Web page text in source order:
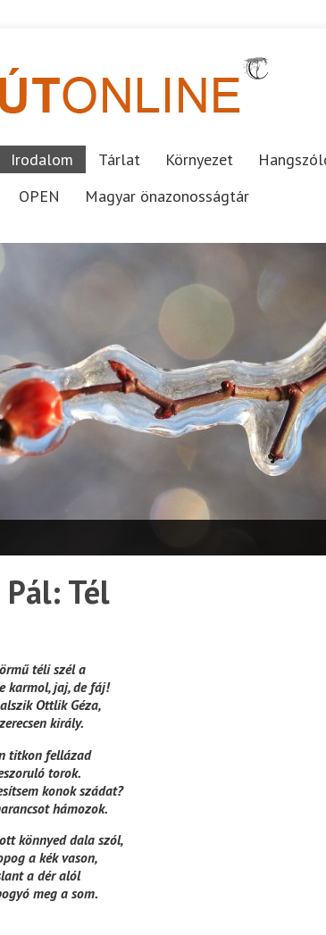
Irodalom Tárlat Környezet
OPEN Magyar önazonosságtár
Tél
téli szél a
karmol, jaj, de fáj!
Ottlik Géza,
király.
titkon fellázad
torok.
konok szádat?
hámozok.
könnyed dala szól,
a kék vason,
a dér alól
meg a som.